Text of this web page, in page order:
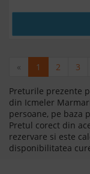
« 1 2 3
Preturile prezente
din Icmeler
persoane, pe baza
Pretul corect din
rezervare si este
disponibilitatea